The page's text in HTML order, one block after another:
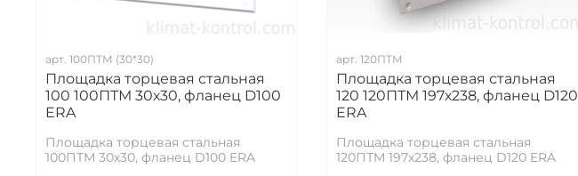
арт. 100ПТМ (30*30)
Площадка торцевая стальная
100 100ПТМ 30х30, фланец D100
ERA
Площадка торцевая стальная
100ПТМ 30х30, фланец D100 ERA
арт. 120ПТМ
Площадка торцевая стальная
120 120ПТМ 197х238, фланец D120
ERA
Площадка торцевая стальная
120ПТМ 197х238, фланец D120 ERA